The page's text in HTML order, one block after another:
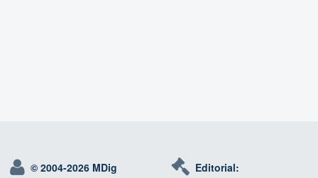
© 2004-2026 MDig
Editorial: